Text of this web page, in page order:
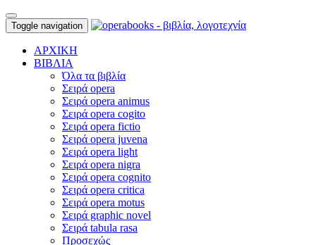
Toggle navigation
ΑΡΧΙΚΗ
ΒΙΒΛΙΑ
Όλα τα βιβλία
Σειρά opera
Σειρά opera animus
Σειρά opera cogito
Σειρά opera fictio
Σειρά opera juvena
Σειρά opera light
Σειρά opera nigra
Σειρά opera cognito
Σειρά opera critica
Σειρά opera motus
Σειρά graphic novel
Σειρά tabula rasa
Προσεχώς